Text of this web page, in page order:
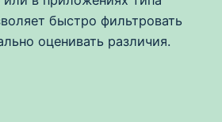
быстро фильтровать
оценивать различия.